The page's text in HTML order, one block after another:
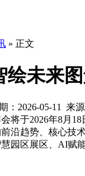
» 正文
绘未来
：2026-05-11 来源
将于2026年8月
沿趋势、核心技
园区展区、AI赋